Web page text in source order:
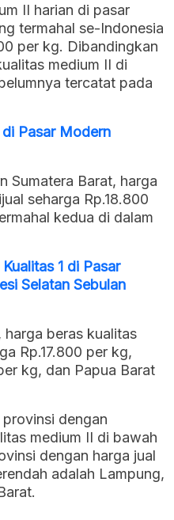
II harian di pasar
termahal se-Indonesia
per kg. Dibandingkan
medium II di
tercatat pada
Pasar Modern
Sumatera Barat, harga
seharga Rp.18.800
kedua di dalam
1 di Pasar
Selatan Sebulan
harga beras kualitas
Rp.17.800 per kg,
kg, dan Papua Barat
dengan
medium II di bawah
dengan harga jual
adalah Lampung,